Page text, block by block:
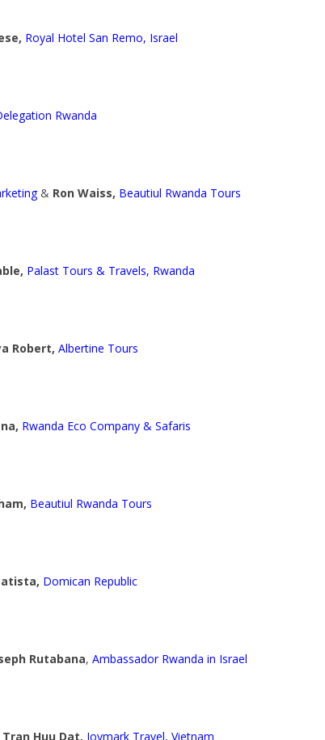
Royal Hotel San Remo, Israel
Rwanda
& Ron Waiss, Beautiul Rwanda Tours
Palast Tours & Travels, Rwanda
Robert, Albertine Tours
Rwanda Eco Company & Safaris
Beautiul Rwanda Tours
Domican Republic
Rutabana,Ambassador Rwanda in Israel
Tran Huu Dat, Joymark Travel, Vietnam